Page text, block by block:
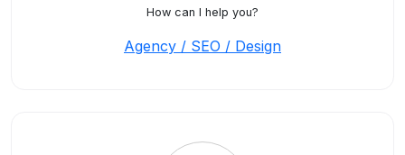
How can I help you?
Agency / SEO / Design